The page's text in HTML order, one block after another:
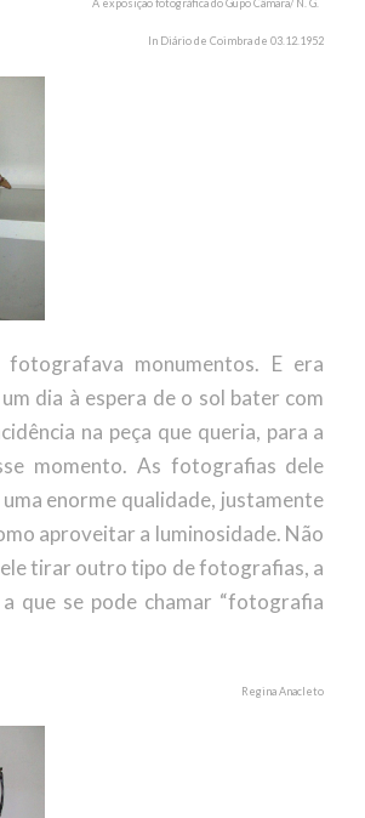
A exposição fotográfica do Gupo Câmara/ N. G.
In Diário de Coimbra de 03.12.1952
fotografava monumentos. E era
dia à espera de o sol bater com
na peça que queria, para a
momento. As fotografias dele
enorme qualidade, justamente
aproveitar a luminosidade. Não
tirar outro tipo de fotografias, a
que se pode chamar “fotografia
Regina Anacleto